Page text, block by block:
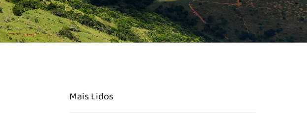
Mais Lidos